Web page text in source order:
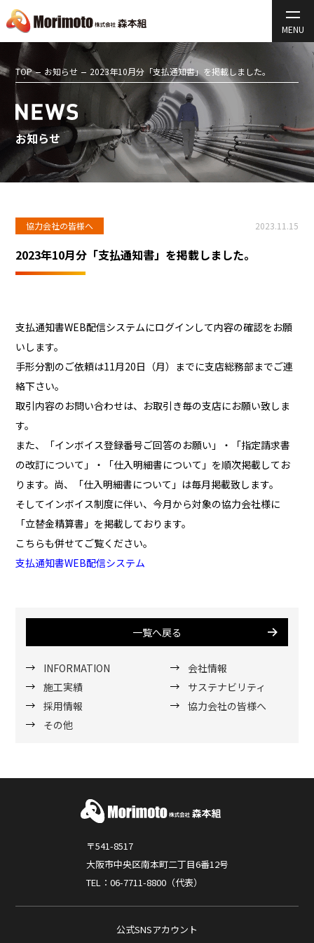
TOP お知らせ 2023年10月分「支払通知書」を掲載しました。
お知らせ
協力会社の皆様へ 2023.11.15
2023年10月分「支払通知書」を掲載しました。
支払通知書WEB配信システムにログインして内容の確認をお願
いします。
手形分割のご依頼は11月20日（月）までに支店総務部までご連
絡下さい。
取引内容のお問い合わせは、お取引き毎の支店にお願い致しま
す。
また、「インボイス登録番号ご回答のお願い」・「指定請求書
の改訂について」・「仕入明細書について」を順次掲載してお
ります。尚、「仕入明細書について」は毎月掲載致します。
そしてインボイス制度に伴い、今月から対象の協力会社様に
「立替金精算書」を掲載しております。
こちらも併せてご覧ください。
支払通知書WEB配信システム
一覧へ戻る
INFORMATION
会社情報
施工実績
サステナビリティ
採用情報
協力会社の皆様へ
その他
〒541-8517
大阪市中央区南本町二丁目6番12号
TEL：06-7711-8800（代表）
公式SNSアカウント